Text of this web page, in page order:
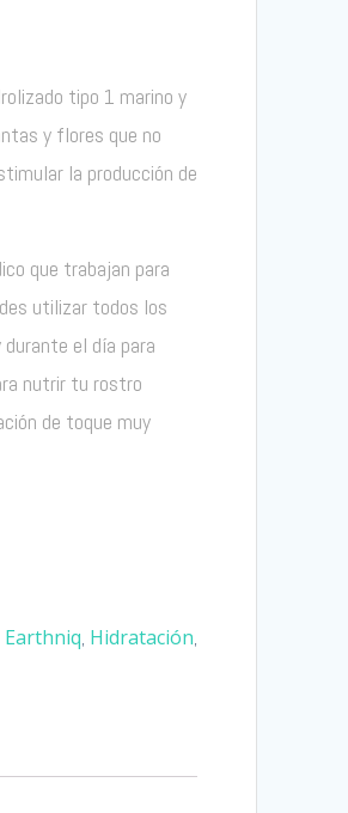
tipo 1 marino y
y flores que no
la producción de
que trabajan para
utilizar todos los
el día para
nutrir tu rostro
de toque muy
Earthniq, Hidratación,